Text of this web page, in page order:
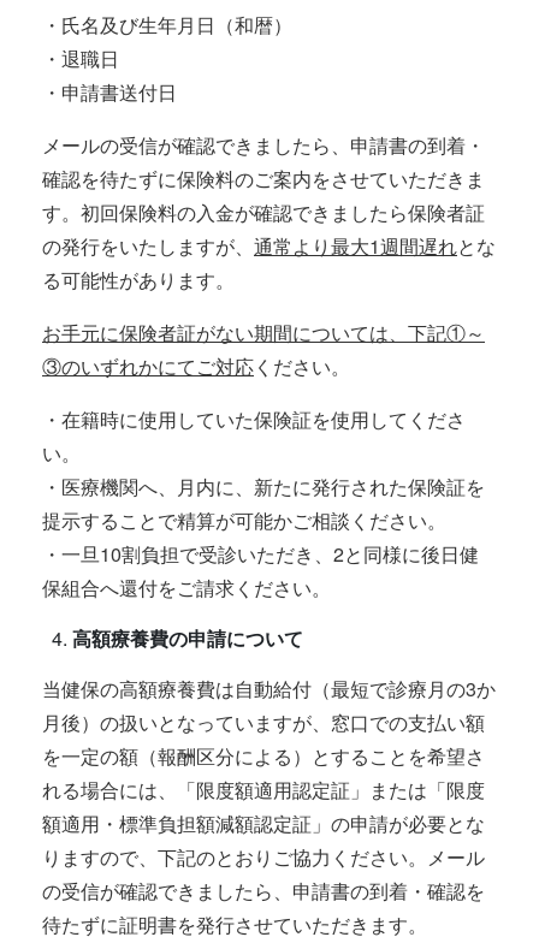
・氏名及び生年月日（和暦）
・退職日
・申請書送付日
メールの受信が確認できましたら、申請書の到着・
確認を待たずに保険料のご案内をさせていただきま
す。初回保険料の入金が確認できましたら保険者証
の発行をいたしますが、 通常より最大1週間遅れとな
る可能性があります。
お手元に保険者証がない期間については、下記①～
③のいずれかにてご対応ください。
・在籍時に使用していた保険証を使用してくださ
い。
・医療機関へ、月内に、新たに発行された保険証を
提示することで精算が可能かご相談ください。
・一旦10割負担で受診いただき、2と同様に後日健
保組合へ還付をご請求ください。
高額療養費の申請について
当健保の高額療養費は自動給付（最短で診療月の3か
月後）の扱いとなっていますが、窓口での支払い額
を一定の額（報酬区分による）とすることを希望さ
れる場合には、「限度額適用認定証」または「限度
額適用・標準負担額減額認定証」の申請が必要とな
りますので、下記のとおりご協力ください。メール
の受信が確認できましたら、申請書の到着・確認を
待たずに証明書を発行させていただきます。